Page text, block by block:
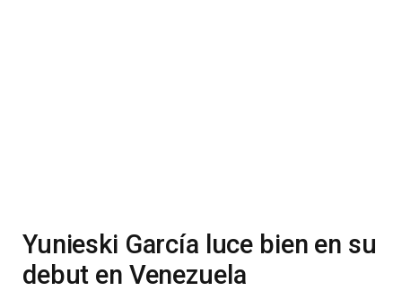
Yunieski García luce bien en su
debut en Venezuela